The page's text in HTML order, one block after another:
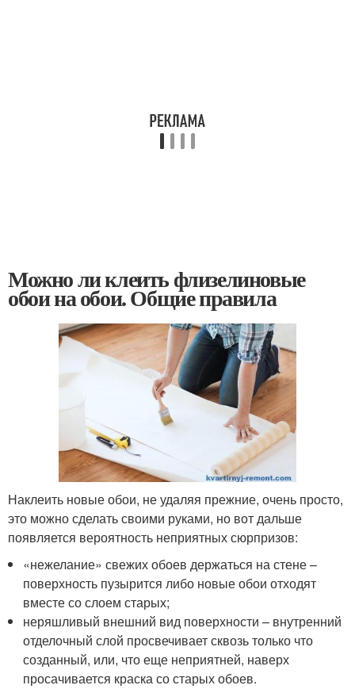
Можно ли клеить флизелиновые
обои на обои. Общие правила
Наклеить новые обои, не удаляя прежние, очень просто,
это можно сделать своими руками, но вот дальше
появляется вероятность неприятных сюрпризов:
«нежелание» свежих обоев держаться на стене –
поверхность пузырится либо новые обои отходят
вместе со слоем старых;
неряшливый внешний вид поверхности – внутренний
отделочный слой просвечивает сквозь только что
созданный, или, что еще неприятней, наверх
просачивается краска со старых обоев.